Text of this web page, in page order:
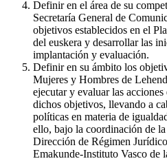
Definir en el área de su
Secretaría General de
objetivos establecidos en el
del euskera y desarrollar las
implantación y evaluación.
Definir en su ámbito los
Mujeres y Hombres de
ejecutar y evaluar las
dichos objetivos, llevando a
políticas en materia de
ello, bajo la coordinación de
Dirección de Régimen
Emakunde-Instituto Vasco de